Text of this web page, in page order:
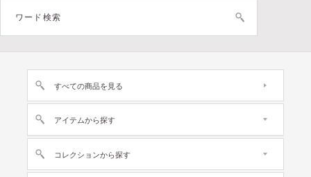
すべての商品を見る
アイテムから探す
コレクションから探す